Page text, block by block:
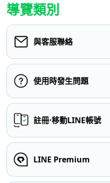
導覽類別
與客服聯絡
使用時發生問題
註冊⋅移動LINE帳號
LINE Premium